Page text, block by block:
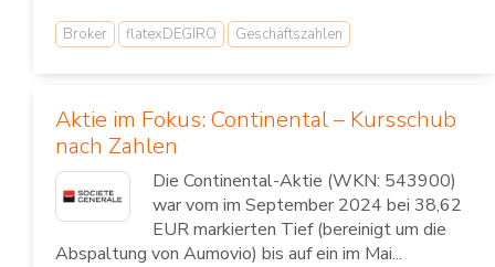
Broker flatexDEGIRO Geschäftszahlen
Aktie im Fokus: Continental – Kursschub
nach Zahlen
Die Continental-Aktie (WKN: 543900)
war vom im September 2024 bei 38,62
EUR markierten Tief (bereinigt um die
Abspaltung von Aumovio) bis auf ein im Mai...